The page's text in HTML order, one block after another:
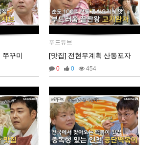
줄서는 식당 장어덮밥)
똘똘이 22-10-17 12:10
22-09-15 11:47
일은 밥이 좋아 강남 안심 샤토브리앙)
22-07-21 12:18
자산다 산다라박 코스요리)
똘똘이 22-07-18 11:14
w
똘똘이 22-04-19 11:27
쭈꾸미
푸드튜브
[맛집] 전현무계획 산동포자
0 0 454
힘듭겁니다. 대부분 벤당해요 20:43:23
2025년 07월 16일 수요일
럽 업비트 공지사항은 분단위로 해야 하
19:33:05
2025년 09월 05일 금요일